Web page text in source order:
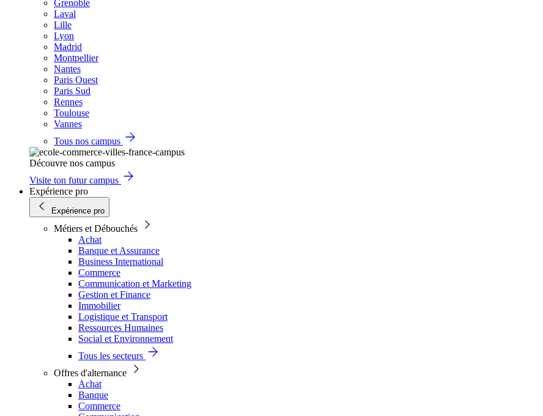
Grenoble
Laval
Lille
Lyon
Madrid
Montpellier
Nantes
Paris Ouest
Paris Sud
Rennes
Toulouse
Vannes
Tous nos campus
Découvre nos campus
Visite ton futur campus
Expérience pro
Expérience pro
Métiers et Débouchés
Achat
Banque et Assurance
Business International
Commerce
Communication et Marketing
Gestion et Finance
Immobilier
Logistique et Transport
Ressources Humaines
Social et Environnement
Tous les secteurs
Offres d'alternance
Achat
Banque
Commerce